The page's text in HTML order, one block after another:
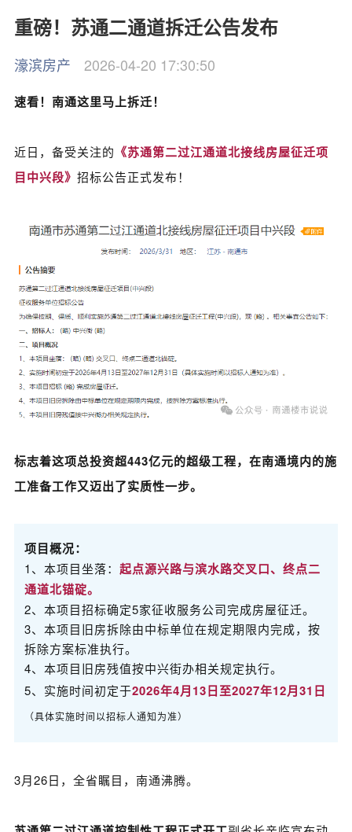
重磅！苏通二通道拆迁公告发布
濠滨房产 2026-04-20 17:30:50
速看！南通这里马上拆迁！
近日， 备受关注的 《苏通第二过江通道北接线房屋征迁项
目中兴段》 招标公告正式发布！
标志着这项总投资超443亿元的超级工程，在南通境内的施
工准备工作又迈出了实质性一步。
项目概况：
1、本项目坐落： 起点源兴路与滨水路交叉口、终点二
通道北锚碇。
2、本项目招标确定5家征收服务公司完成房屋征迁。
3、本项目旧房拆除由中标单位在规定期限内完成，按
拆除方案标准执行。
4、本项目旧房残值按中兴街办相关规定执行。
5、实施时间初定于2026年4月13日至2027年12月31日
（具体实施时间以招标人通知为准）
3月26日，全省瞩目，南通沸腾。